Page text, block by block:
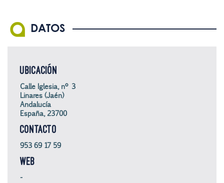
DATOS
UBICACIÓN
Calle Iglesia, nº 3
Linares (Jaén)
Andalucía
España, 23700
CONTACTO
953 69 17 59
WEB
-